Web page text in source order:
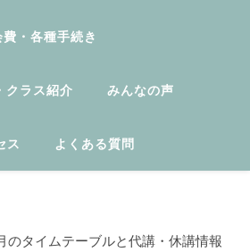
費・各種手続き
クラス紹介 みんなの声
ス よくある質問
のタイムテーブルと代講・休講情報